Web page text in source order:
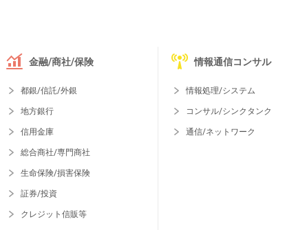
金融/商社/保険
都銀/信託/外銀
地方銀行
信用金庫
総合商社/専門商社
生命保険/損害保険
証券/投資
クレジット信販等
情報通信コンサル
情報処理/システム
コンサル/シンクタンク
通信/ネットワーク